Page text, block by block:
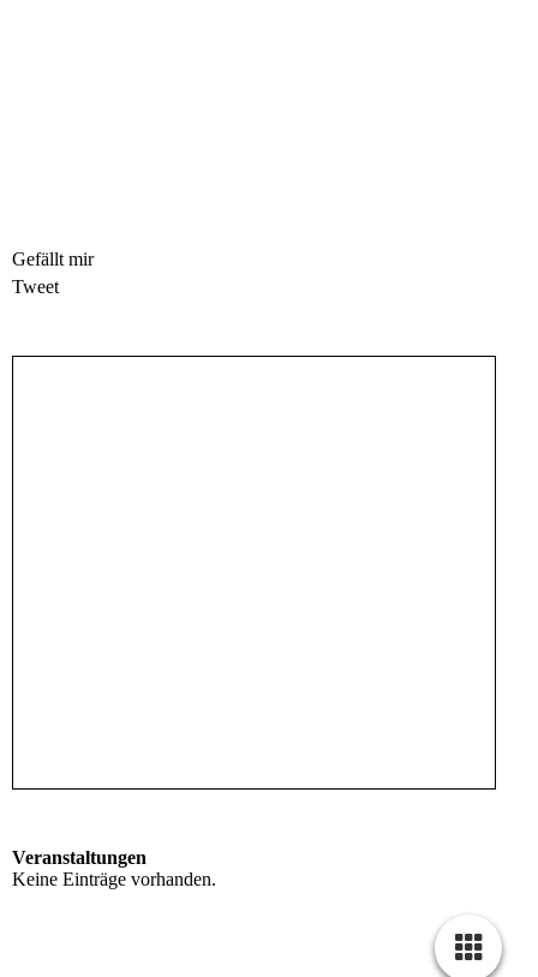
Gefällt mir
Tweet
Veranstaltungen
Keine Einträge vorhanden.